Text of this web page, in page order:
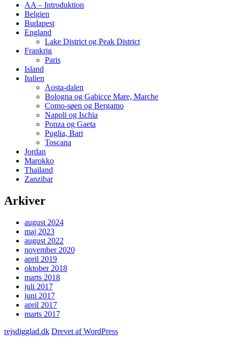
AA – Introduktion
Belgien
Budapest
England
Lake District og Peak District
Frankrig
Paris
Island
Italien
Aosta-dalen
Bologna og Gabicce Mare, Marche
Como-søen og Bergamo
Napoli og Ischia
Ponza og Gaeta
Puglia, Bari
Toscana
Jordan
Marokko
Thailand
Zanzibar
Arkiver
august 2024
maj 2023
august 2022
november 2020
april 2019
oktober 2018
marts 2018
juli 2017
juni 2017
april 2017
marts 2017
rejsdigglad.dk Drevet af WordPress